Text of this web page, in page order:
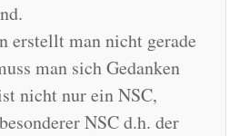
erstellt man nicht gerade
man sich Gedanken
nicht nur ein NSC,
NSC d.h. der